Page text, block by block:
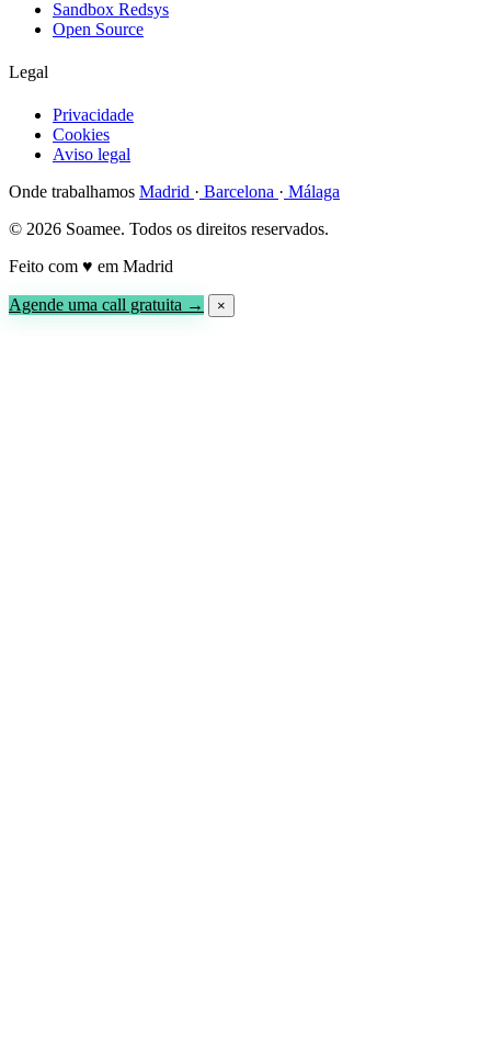
Sandbox Redsys
Open Source
Legal
Privacidade
Cookies
Aviso legal
Onde trabalhamos Madrid · Barcelona · Málaga
© 2026 Soamee. Todos os direitos reservados.
Feito com ♥ em Madrid
Agende uma call gratuita → ×